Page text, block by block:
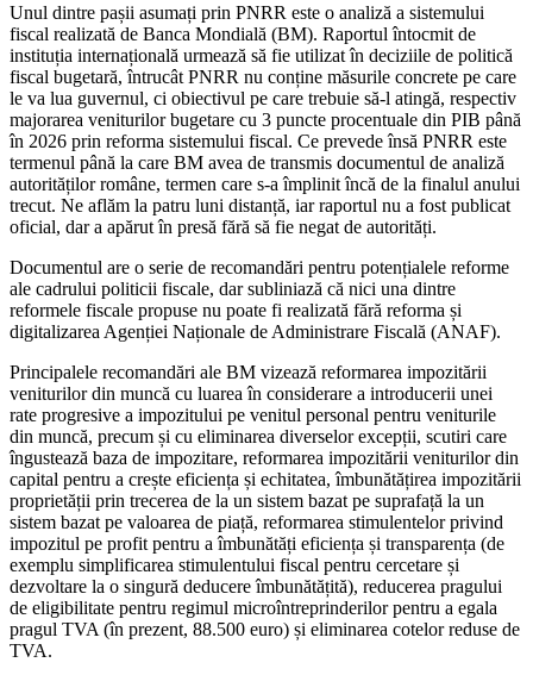
Unul dintre pașii asumați prin PNRR este o analiză a sistemului
fiscal realizată de Banca Mondială (BM). Raportul întocmit de
instituția internațională urmează să fie utilizat în deciziile de politică
fiscal bugetară, întrucât PNRR nu conține măsurile concrete pe care
le va lua guvernul, ci obiectivul pe care trebuie să-l atingă, respectiv
majorarea veniturilor bugetare cu 3 puncte procentuale din PIB până
în 2026 prin reforma sistemului fiscal. Ce prevede însă PNRR este
termenul până la care BM avea de transmis documentul de analiză
autorităților române, termen care s-a împlinit încă de la finalul anului
trecut. Ne aflăm la patru luni distanță, iar raportul nu a fost publicat
oficial, dar a apărut în presă fără să fie negat de autorități.
Documentul are o serie de recomandări pentru potențialele reforme
ale cadrului politicii fiscale, dar subliniază că nici una dintre
reformele fiscale propuse nu poate fi realizată fără reforma și
digitalizarea Agenției Naționale de Administrare Fiscală (ANAF).
Principalele recomandări ale BM vizează reformarea impozitării
veniturilor din muncă cu luarea în considerare a introducerii unei
rate progresive a impozitului pe venitul personal pentru veniturile
din muncă, precum și cu eliminarea diverselor excepții, scutiri care
îngustează baza de impozitare, reformarea impozitării veniturilor din
capital pentru a crește eficiența și echitatea, îmbunătățirea impozitării
proprietății prin trecerea de la un sistem bazat pe suprafață la un
sistem bazat pe valoarea de piață, reformarea stimulentelor privind
impozitul pe profit pentru a îmbunătăți eficiența și transparența (de
exemplu simplificarea stimulentului fiscal pentru cercetare și
dezvoltare la o singură deducere îmbunătățită), reducerea pragului
de eligibilitate pentru regimul microîntreprinderilor pentru a egala
pragul TVA (în prezent, 88.500 euro) și eliminarea cotelor reduse de
TVA.